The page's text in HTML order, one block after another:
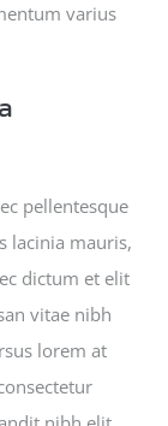
varius
pellentesque
lacinia mauris,
dictum et elit
vitae nibh
lorem at